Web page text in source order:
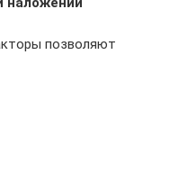
позволяют